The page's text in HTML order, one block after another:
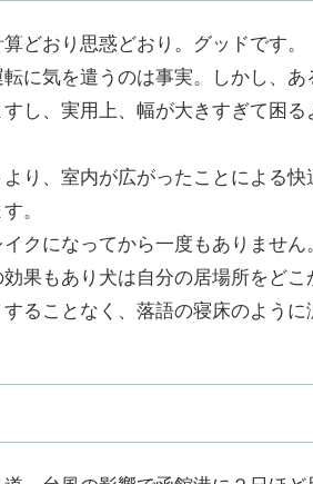
どおり思惑どおり。グッドです。
に気を遣うのは事実。しかし、
し、実用上、幅が大きすぎて困る
り、室内が広がったことによる快
。
クになってから一度もありませ
果もあり犬は自分の居場所をど
ることなく、落語の寝床のように